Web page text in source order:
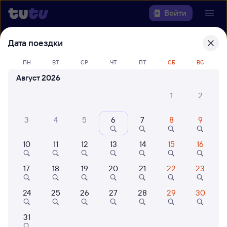
Войти
Выберите день, чтобы найти
билеты Санкт-Петербург —
Георгиевск
42 млн путешествуют с
Дата поездки
ПН ВТ СР ЧТ ПТ СБ ВС
Август 2026
1
2
3 4 5 6 7 8 9
10 11 12 13 14 15 16
17 18 19 20 21 22 23
24 25 26 27 28 29 30
31